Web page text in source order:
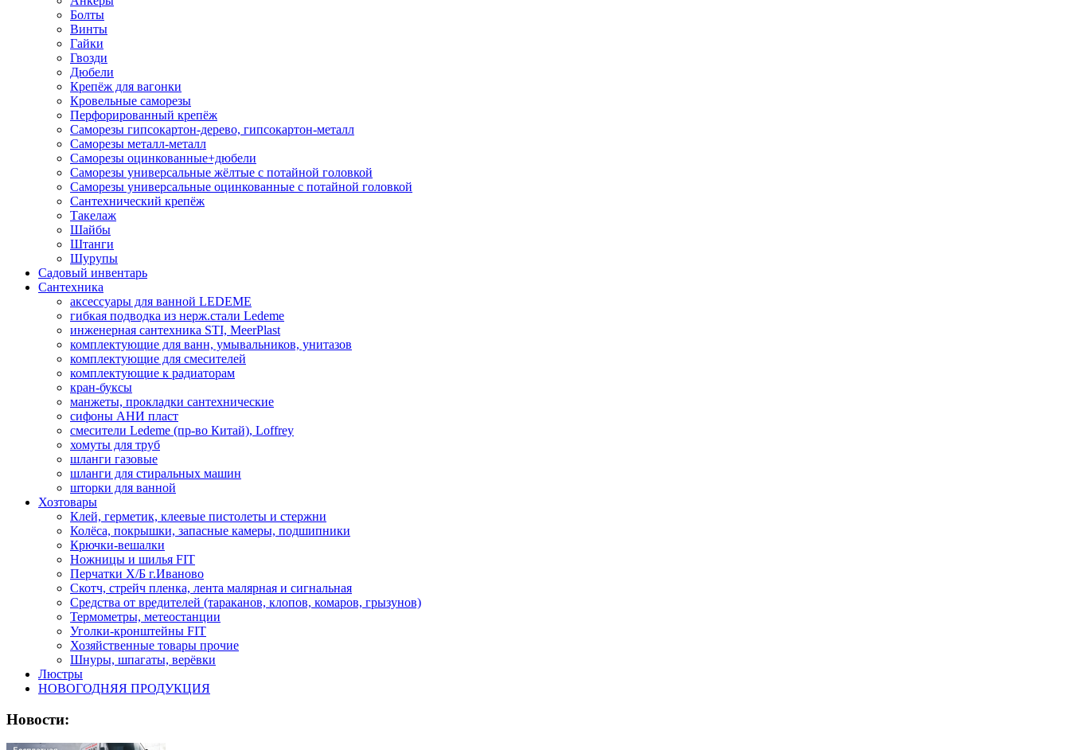
Болты
Винты
Гайки
Гвозди
Дюбели
Крепёж для вагонки
Кровельные саморезы
Перфорированный крепёж
Саморезы гипсокартон-дерево, гипсокартон-металл
Саморезы металл-металл
Саморезы оцинкованные+дюбели
Саморезы универсальные жёлтые с потайной головкой
Саморезы универсальные оцинкованные с потайной головкой
Сантехнический крепёж
Такелаж
Шайбы
Штанги
Шурупы
Садовый инвентарь
Сантехника
аксессуары для ванной LEDEME
гибкая подводка из нерж.стали Ledeme
инженерная сантехника STI, MeerPlast
комплектующие для ванн, умывальников, унитазов
комплектующие для смесителей
комплектующие к радиаторам
кран-буксы
манжеты, прокладки сантехнические
сифоны АНИ пласт
смесители Ledeme (пр-во Китай), Loffrey
хомуты для труб
шланги газовые
шланги для стиральных машин
шторки для ванной
Хозтовары
Клей, герметик, клеевые пистолеты и стержни
Колёса, покрышки, запасные камеры, подшипники
Крючки-вешалки
Ножницы и шилья FIT
Перчатки Х/Б г.Иваново
Скотч, стрейч пленка, лента малярная и сигнальная
Средства от вредителей (тараканов, клопов, комаров, грызунов)
Термометры, метеостанции
Уголки-кронштейны FIT
Хозяйственные товары прочие
Шнуры, шпагаты, верёвки
Люстры
НОВОГОДНЯЯ ПРОДУКЦИЯ
Новости: